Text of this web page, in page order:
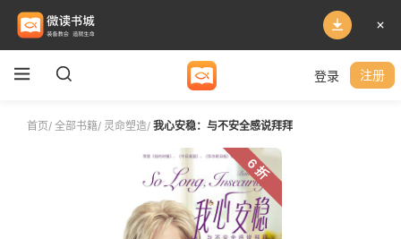
登录 注册
首页/ 全部书籍/ 灵命塑造/ 我心安稳：与不安全感说拜拜
6 折